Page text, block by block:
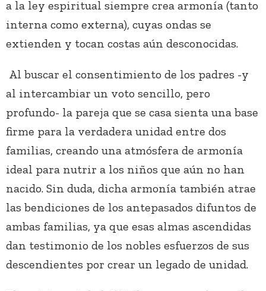
a la ley espiritual siempre crea armonía (tanto
interna como externa), cuyas ondas se
extienden y tocan costas aún desconocidas.
Al buscar el consentimiento de los padres -y
al intercambiar un voto sencillo, pero
profundo- la pareja que se casa sienta una base
firme para la verdadera unidad entre dos
familias, creando una atmósfera de armonía
ideal para nutrir a los niños que aún no han
nacido. Sin duda, dicha armonía también atrae
las bendiciones de los antepasados difuntos de
ambas familias, ya que esas almas ascendidas
dan testimonio de los nobles esfuerzos de sus
descendientes por crear un legado de unidad.